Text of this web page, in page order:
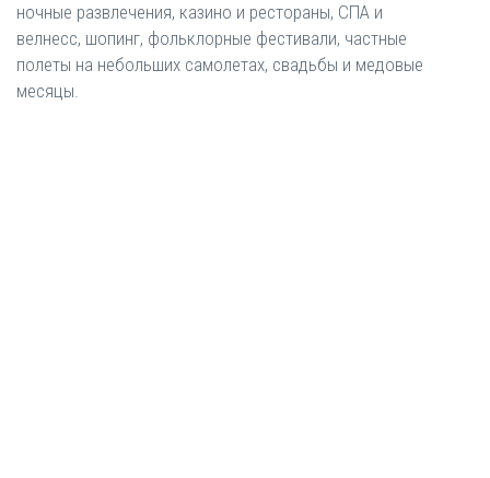
ночные развлечения, казино и рестораны, СПА и
велнесс, шопинг, фольклорные фестивали, частные
полеты на небольших самолетах, свадьбы и медовые
месяцы.